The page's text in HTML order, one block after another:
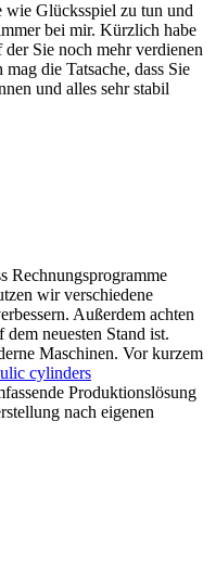
wie Glücksspiel zu tun und
bei mir. Kürzlich habe
Sie noch mehr verdienen
mag die Tatsache, dass Sie
und alles sehr stabil
Rechnungsprogramme
wir verschiedene
Außerdem achten
neuesten Stand ist.
Maschinen. Vor kurzem
cylinders
Produktionslösung
nach eigenen